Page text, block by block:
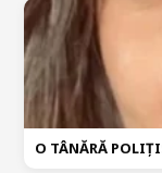
O TÂNĂRĂ